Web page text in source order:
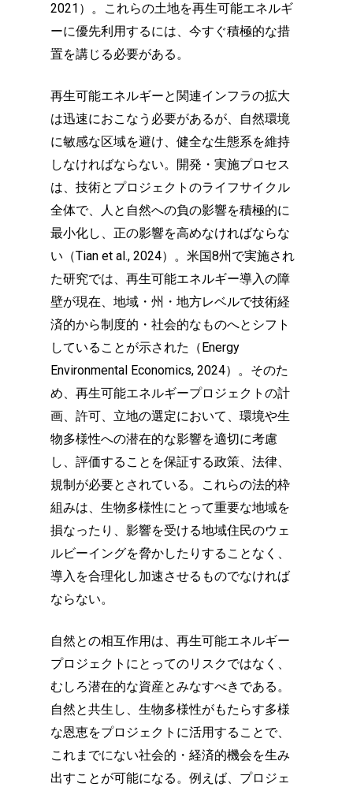
2021）。これらの土地を再生可能エネルギ
ーに優先利用するには、今すぐ積極的な措
置を講じる必要がある。
再生可能エネルギーと関連インフラの拡大
は迅速におこなう必要があるが、自然環境
に敏感な区域を避け、健全な生態系を維持
しなければならない。開発・実施プロセス
は、技術とプロジェクトのライフサイクル
全体で、人と自然への負の影響を積極的に
最小化し、正の影響を高めなければならな
い（Tian et al., 2024）。米国8州で実施され
た研究では、再生可能エネルギー導入の障
壁が現在、地域・州・地方レベルで技術経
済的から制度的・社会的なものへとシフト
していることが示された（Energy
Environmental Economics, 2024）。そのた
め、再生可能エネルギープロジェクトの計
画、許可、立地の選定において、環境や生
物多様性への潜在的な影響を適切に考慮
し、評価することを保証する政策、法律、
規制が必要とされている。これらの法的枠
組みは、生物多様性にとって重要な地域を
損なったり、影響を受ける地域住民のウェ
ルビーイングを脅かしたりすることなく、
導入を合理化し加速させるものでなければ
ならない。
自然との相互作用は、再生可能エネルギー
プロジェクトにとってのリスクではなく、
むしろ潜在的な資産とみなすべきである。
自然と共生し、生物多様性がもたらす多様
な恩恵をプロジェクトに活用することで、
これまでにない社会的・経済的機会を生み
出すことが可能になる。例えば、プロジェ